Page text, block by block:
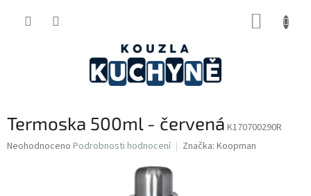
Termoska 500ml - červená K170700290R
Průměrné
Neohodnoceno Podrobnosti hodnocení Značka: Koopman